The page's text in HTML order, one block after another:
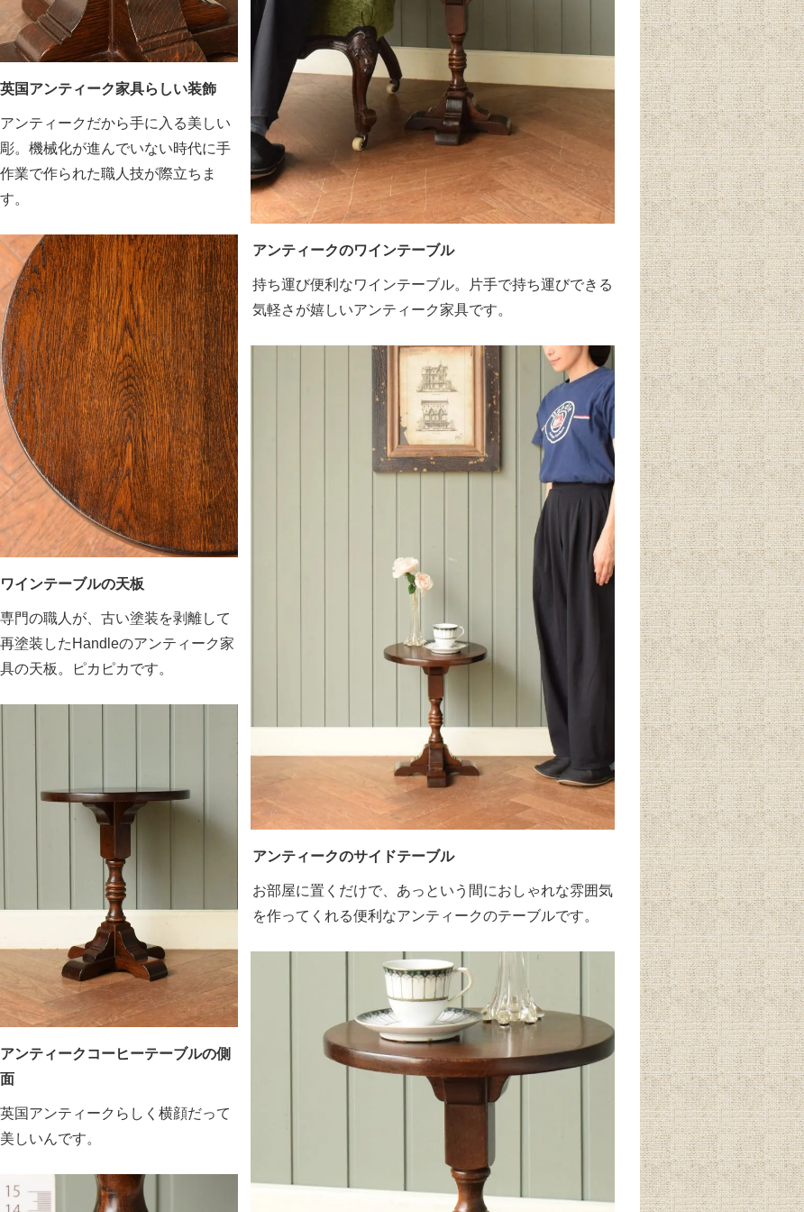
英国アンティーク家具らしい装飾
アンティークだから手に入る美しい
彫。機械化が進んでいない時代に手
作業で作られた職人技が際立ちま
す。
ワインテーブルの天板
専門の職人が、古い塗装を剥離して
再塗装したHandleのアンティーク家
具の天板。ピカピカです。
アンティークコーヒーテーブルの側
面
英国アンティークらしく横顔だって
美しいんです。
アンティークのワインテーブル
持ち運び便利なワインテーブル。片手で持ち運びできる
気軽さが嬉しいアンティーク家具です。
アンティークのサイドテーブル
お部屋に置くだけで、あっという間におしゃれな雰囲気
を作ってくれる便利なアンティークのテーブルです。